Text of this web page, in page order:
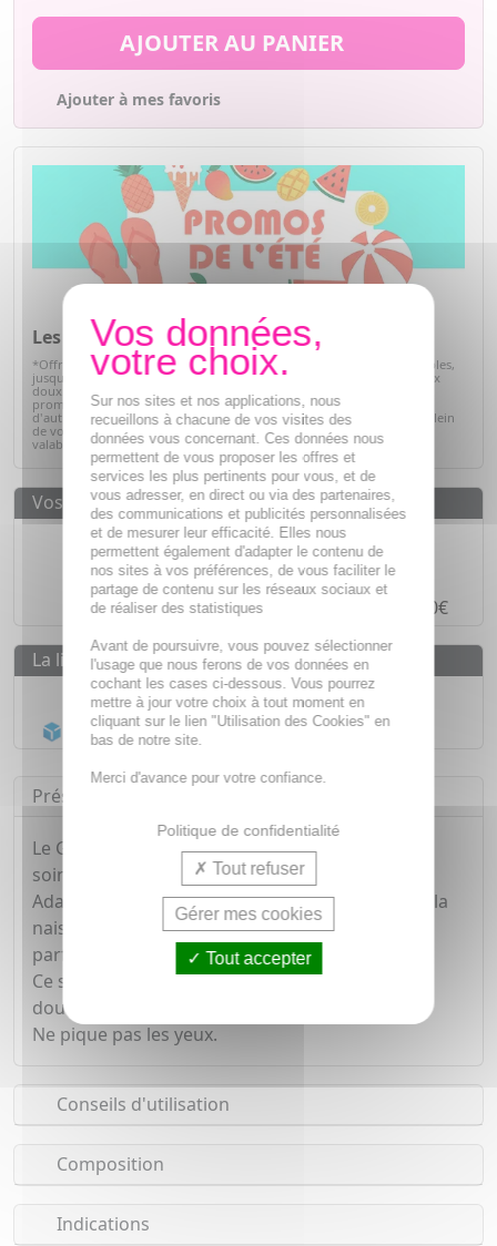
AJOUTER AU PANIER
Ajouter à mes favoris
Les promos de l'été*
*Offre valables sur articles signalés, dans la limite des stocks disponibles,
jusqu'au 31/08/2026. Profitez de l'été pour prendre soin de vous à prix
doux. Retrouvez une sélection de produits de parapharmacie en
promotion : soins solaires, hydratation, bien-être, hygiène et bien
d'autres essentiels du quotidien. C'est le moment idéal pour faire le plein
de vos produits préférés tout en réalisant de belles économies. Offre
valable dans la limite des stocks disponibles. Voir la sélection
Vos avantages
Des prixIMBATTABLES
Paiement en ligneSÉCURISÉ
Paiement en 4 fois sans frais à partir de 30€
La livraison
Livraison gratuite dès55€
Acheminement Chronoposten 24h*
Présentation
Le Gel Lavant Doux Sans Parfum Weleda est un
soin 2-en-1 pour le corps et les cheveux.
Adaptée à toute la famille et aux tout-petits dès la
naissance, sa formule est sans alcool et sans
parfum.
Ce soin lavant nettoie la peau et les cheveux en
douceur et les laisse doux et souples.
Ne pique pas les yeux.
Conseils d'utilisation
Composition
Indications
Sur nos sites et nos applications, nous
recueillons à chacune de vos visites des
données vous concernant. Ces données nous
permettent de vous proposer les offres et
services les plus pertinents pour vous, et de
vous adresser, en direct ou via des partenaires,
des communications et publicités personnalisées
et de mesurer leur efficacité. Elles nous
permettent également d'adapter le contenu de
nos sites à vos préférences, de vous faciliter le
partage de contenu sur les réseaux sociaux et
de réaliser des statistiques
Avant de poursuivre, vous pouvez sélectionner
l'usage que nous ferons de vos données en
cochant les cases ci-dessous. Vous pourrez
mettre à jour votre choix à tout moment en
cliquant sur le lien "Utilisation des Cookies" en
bas de notre site.
Merci d'avance pour votre confiance.
Politique de confidentialité
Tout refuser
Gérer mes cookies
Tout accepter